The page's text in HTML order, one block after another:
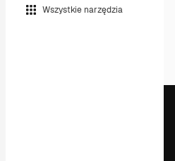
Wszystkie narzędzia